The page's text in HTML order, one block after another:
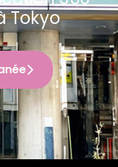
Tokyo